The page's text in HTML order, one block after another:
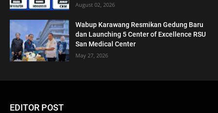
August 02, 2026
Wabup Karawang Resmikan Gedung Baru
dan Launching 5 Center of Excellence RSU
San Medical Center
May 27, 2026
EDITOR POST